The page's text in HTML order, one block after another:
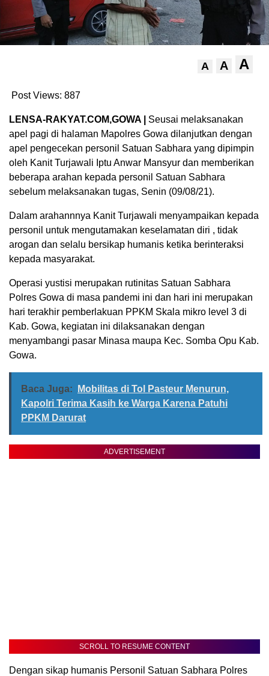
A A A
Post Views: 887
LENSA-RAKYAT.COM,GOWA | Seusai melaksanakan
apel pagi di halaman Mapolres Gowa dilanjutkan dengan
apel pengecekan personil Satuan Sabhara yang dipimpin
oleh Kanit Turjawali Iptu Anwar Mansyur dan memberikan
beberapa arahan kepada personil Satuan Sabhara
sebelum melaksanakan tugas, Senin (09/08/21).
Dalam arahannnya Kanit Turjawali menyampaikan kepada
personil untuk mengutamakan keselamatan diri , tidak
arogan dan selalu bersikap humanis ketika berinteraksi
kepada masyarakat.
Operasi yustisi merupakan rutinitas Satuan Sabhara
Polres Gowa di masa pandemi ini dan hari ini merupakan
hari terakhir pemberlakuan PPKM Skala mikro level 3 di
Kab. Gowa, kegiatan ini dilaksanakan dengan
menyambangi pasar Minasa maupa Kec. Somba Opu Kab.
Gowa.
Baca Juga:
Mobilitas di Tol Pasteur Menurun,
Kapolri Terima Kasih ke Warga Karena Patuhi
PPKM Darurat
ADVERTISEMENT
SCROLL TO RESUME CONTENT
Dengan sikap humanis Personil Satuan Sabhara Polres